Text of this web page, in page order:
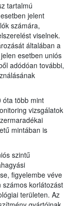
tartalmú
jelent
számára,
viselnek.
általában a
esetben uniós
adódóan további,
óta több mint
vizsgálatok
mintában is
szintű
figyelembe véve
korlátozást
területen. Az